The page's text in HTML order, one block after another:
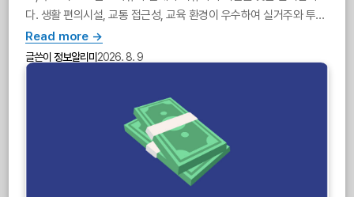
다. 생활 편의시설, 교통 접근성, 교육 환경이 우수하여 실거주와 투자
모두에서 매력적입니다.
Read more →
글쓴이정보알리미 2026. 8. 9